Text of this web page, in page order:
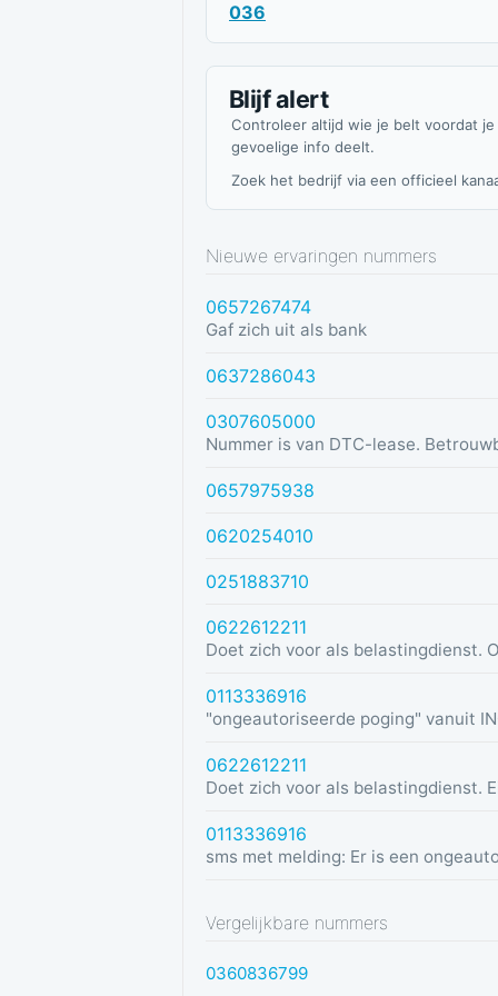
036
Blijf alert
Controleer altijd wie je belt voordat je
gevoelige info deelt.
Zoek het bedrijf via een officieel
Nieuwe ervaringen nummers
0657267474
Gaf zich uit als bank
0637286043
0307605000
Nummer is van DTC-lease.
0657975938
0620254010
0251883710
0622612211
0113336916
0622612211
0113336916
Vergelijkbare nummers
0360836799